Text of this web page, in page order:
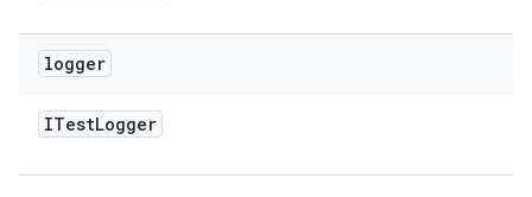
logger
ITestLogger